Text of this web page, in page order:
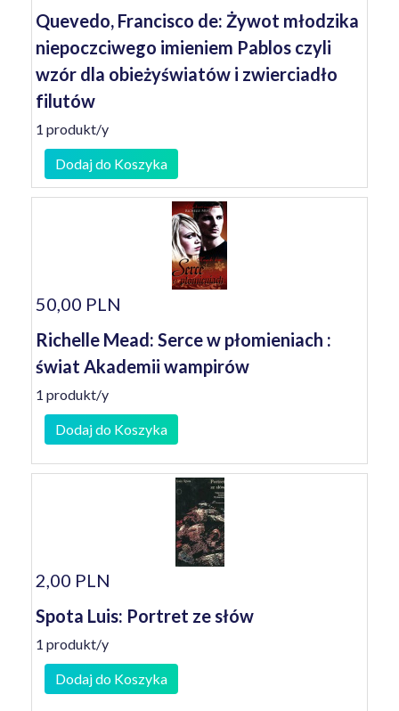
Quevedo, Francisco de: Żywot młodzika
niepoczciwego imieniem Pablos czyli
wzór dla obieżyświatów i zwierciadło
filutów
1 produkt/y
Dodaj do Koszyka
50,00 PLN
Richelle Mead: Serce w płomieniach :
świat Akademii wampirów
1 produkt/y
Dodaj do Koszyka
2,00 PLN
Spota Luis: Portret ze słów
1 produkt/y
Dodaj do Koszyka